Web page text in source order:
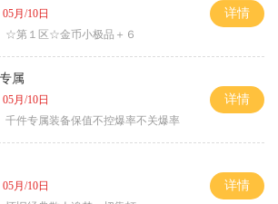
05月/10日
☆第１区☆金币小极品＋６
详情
属
05月/10日
千件专属装备保值不控爆率不关爆率
详情
05月/10日
详情